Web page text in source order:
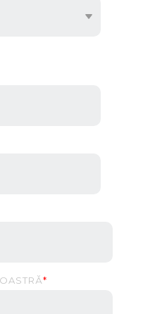
*